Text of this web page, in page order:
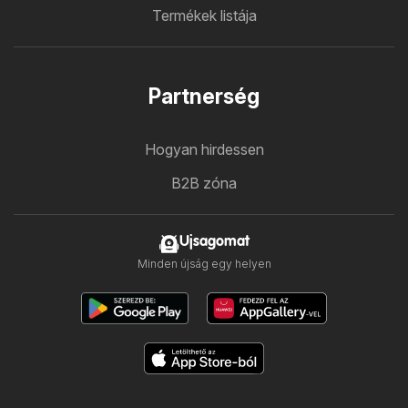
Termékek listája
Partnerség
Hogyan hirdessen
B2B zóna
Ujsagomat
Minden újság egy helyen